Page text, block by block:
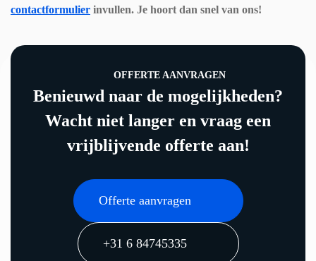
e
liteit
leve
rt.
rade
Arc
contactformulier invullen. Je hoort dan snel van ons!
OFFERTE AANVRAGEN
Benieuwd naar de mogelijkheden?
Wacht niet langer en vraag een
vrijblijvende offerte aan!
Offerte aanvragen
+31 6 84745335